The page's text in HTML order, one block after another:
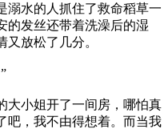
溺水的人抓住了救命稻草一
的发丝还带着洗澡后的湿
放松了几分。
小姐开了一间房，哪怕真
吧，我不由得想着。而当我